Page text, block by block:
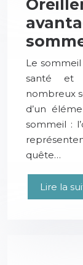
Le
santé et
nombreux
d’un
sommeil :
quête…
Lire la